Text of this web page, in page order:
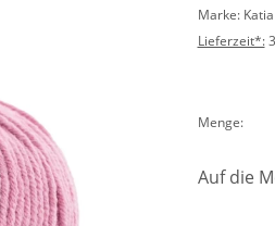
Marke: Katia
Lieferzeit*:
Menge:
Auf die